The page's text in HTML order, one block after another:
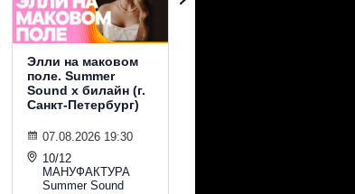
Элли на маковом
поле. Summer
Sound х билайн (г.
Санкт-Петербург)
07.08.2026 19:30
10/12
МАНУФАКТУРА
Summer Sound